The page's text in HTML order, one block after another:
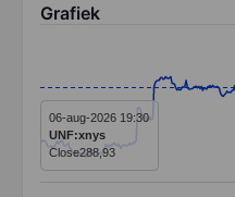
Grafiek
Line chart with 291
The chart has 1 X axis
The chart has 1 Y axis
06-aug-2026 19:30
UNF:xnys
Close288,93